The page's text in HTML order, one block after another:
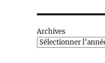
Archives